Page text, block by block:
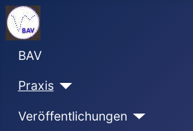
BAV
Praxis
Veröffentlichungen